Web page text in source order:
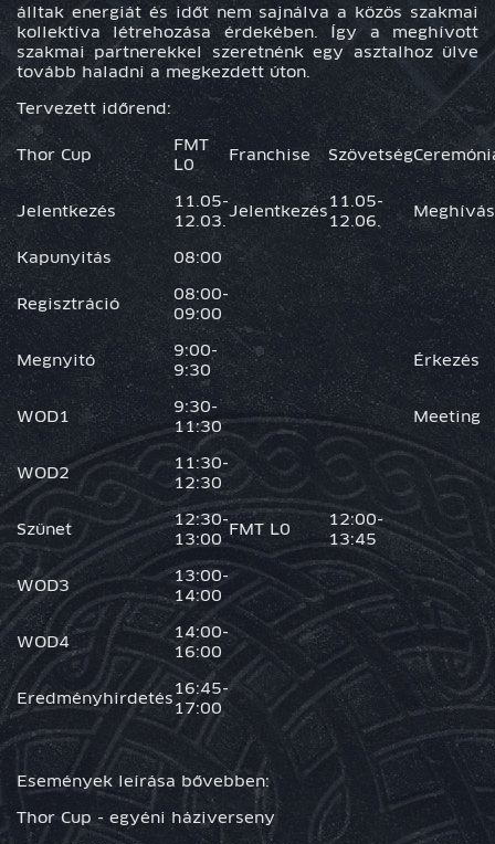
álltak energiát és időt nem sajnálva a közös szakmai
kollektíva létrehozása érdekében. Így a meghívott
szakmai partnerekkel szeretnénk egy asztalhoz ülve
tovább haladni a megkezdett úton.
Tervezett időrend:
Thor Cup
FMT
L0
Franchise Szövetség
Jelentkezés
11.05-
12.03.
Jelentkezés
11.05-
12.06.
Meghívás
Kapunyitás 08:00
Regisztráció
08:00-
09:00
Megnyitó
9:00-
9:30
Érkezés
WOD1
9:30-
11:30
Meeting
WOD2
11:30-
12:30
Szünet
12:30-
13:00
FMT L0
12:00-
13:45
WOD3
13:00-
14:00
WOD4
14:00-
16:00
Eredményhirdetés
16:45-
17:00
Események leírása bővebben:
Thor Cup - egyéni háziverseny